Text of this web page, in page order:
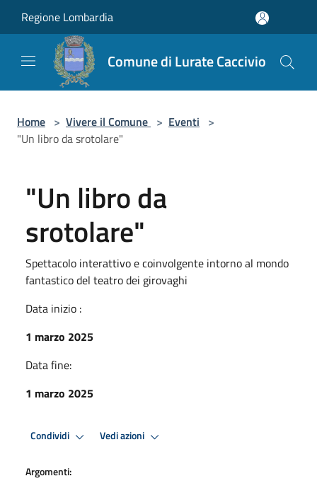
Regione Lombardia
Comune di Lurate Caccivio
Home > Vivere il Comune > Eventi >
"Un libro da srotolare"
"Un libro da
srotolare"
Spettacolo interattivo e coinvolgente intorno al mondo
fantastico del teatro dei girovaghi
Data inizio :
1 marzo 2025
Data fine:
1 marzo 2025
Condividi Vedi azioni
Argomenti: